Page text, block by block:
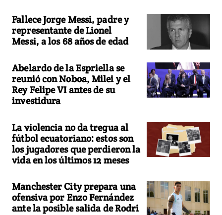
Fallece Jorge Messi, padre y
representante de Lionel
Messi, a los 68 años de edad
Abelardo de la Espriella se
reunió con Noboa, Milei y el
Rey Felipe VI antes de su
investidura
La violencia no da tregua al
fútbol ecuatoriano: estos son
los jugadores que perdieron la
vida en los últimos 12 meses
Manchester City prepara una
ofensiva por Enzo Fernández
ante la posible salida de Rodri